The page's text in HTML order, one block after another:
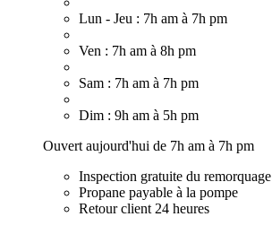
Lun - Jeu : 7h am à 7h pm
Ven : 7h am à 8h pm
Sam : 7h am à 7h pm
Dim : 9h am à 5h pm
Ouvert aujourd'hui de 7h am à 7h pm
Inspection gratuite du remorquage
Propane payable à la pompe
Retour client 24 heures